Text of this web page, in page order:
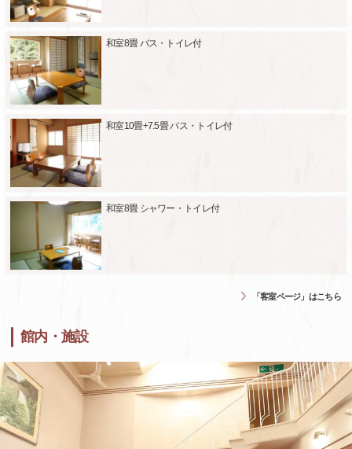
和室8畳 バス・トイレ付
和室10畳+7.5畳 バス・トイレ付
和室8畳 シャワー・トイレ付
「客室ページ」はこちら
館内・施設